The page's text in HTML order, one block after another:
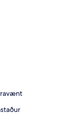
er í 6